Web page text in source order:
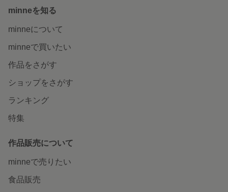
minneを知る
minneについて
minneで買いたい
作品をさがす
ショップをさがす
ランキング
特集
作品販売について
minneで売りたい
食品販売